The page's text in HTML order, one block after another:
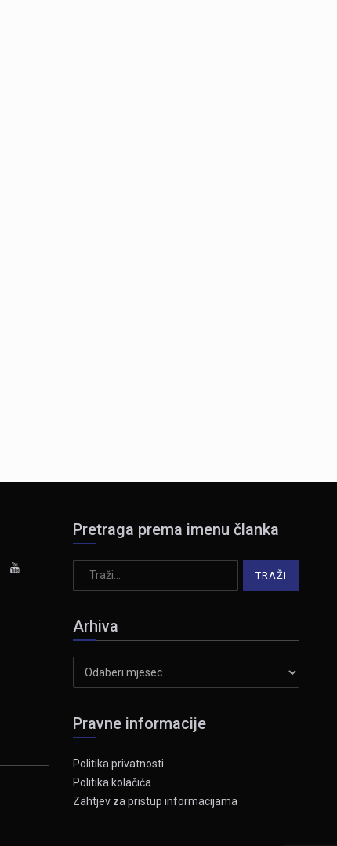
Pretraga prema imenu članka
Arhiva
Pravne informacije
Politika privatnosti
Politika kolačića
Zahtjev za pristup informacijama